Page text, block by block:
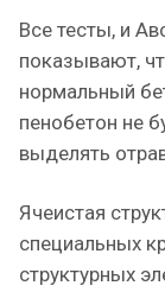
Все тесты, и
показывают,
нормальный
пенобетон не
выделять
Ячеистая
специальных
структурных